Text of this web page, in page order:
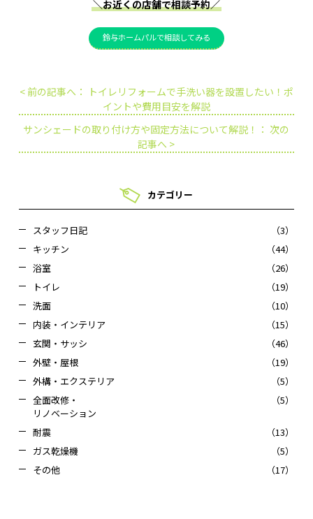
＼お近くの店舗で相談予約／
鈴与ホームパルで相談してみる
< 前の記事へ： トイレリフォームで手洗い器を設置したい！ポ
イントや費用目安を解説
サンシェードの取り付け方や固定方法について解説！： 次の
記事へ >
カテゴリー
スタッフ日記
（3）
キッチン
（44）
浴室
（26）
トイレ
（19）
洗面
（10）
内装・インテリア
（15）
玄関・サッシ
（46）
外壁・屋根
（19）
外構・エクステリア
（5）
全面改修・
リノベーション
（5）
耐震
（13）
ガス乾燥機
（5）
その他
（17）